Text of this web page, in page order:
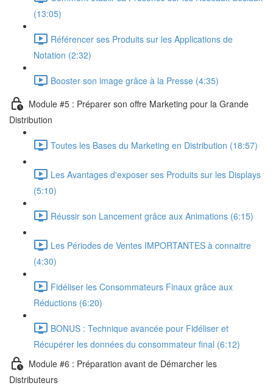
(13:05)
Référencer ses Produits sur les Applications de
Notation (2:32)
Booster son image grâce à la Presse (4:35)
Module #5 : Préparer son offre Marketing pour la Grande
Distribution
Toutes les Bases du Marketing en Distribution (18:57)
Les Avantages d'exposer ses Produits sur les Displays
(5:10)
Réussir son Lancement grâce aux Animations (6:15)
Les Périodes de Ventes IMPORTANTES à connaitre
(4:30)
Fidéliser les Consommateurs Finaux grâce aux
Réductions (6:20)
BONUS : Technique avancée pour Fidéliser et
Récupérer les données du consommateur final (6:12)
Module #6 : Préparation avant de Démarcher les
Distributeurs